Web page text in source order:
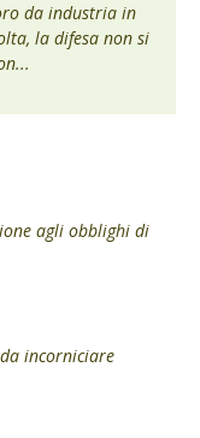
da industria in
la difesa non si
agli obblighi di
incorniciare